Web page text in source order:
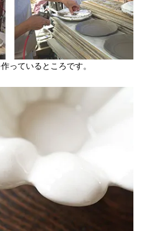
っているところです。